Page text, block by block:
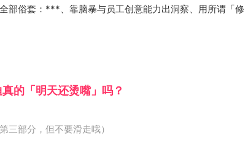
部俗套：***、靠脑暴与员工创意能力出洞察、用所谓「修
的「明天还烫嘴」吗？
三部分，但不要滑走哦）